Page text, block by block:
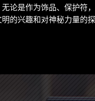
论是作为饰品、保护符
的兴趣和对神秘力量的探